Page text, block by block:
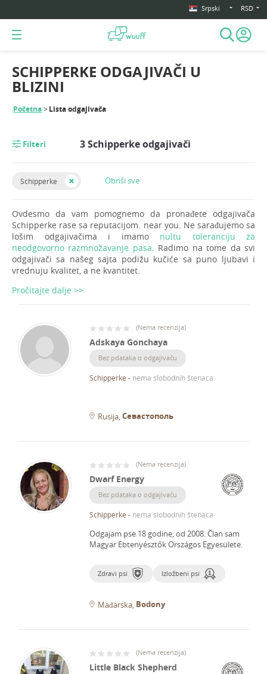
Srpski RSD
Početna Lista odgajivača
SCHIPPERKE ODGAJIVAČI U
BLIZINI
Filteri 3 Schipperke odgajivači
Schipperke Obriši sve
Ovdesmo da vam pomognemo da pronađete odgajivača
Schipperke rase sa reputacijom. near you. Ne sarađujemo sa
lošim odgajivačima i imamo nultu toleranciju za
neodgovorno razmnožavanje pasa . Radimo na tome da svi
odgajivači sa našeg sajta podižu kučiće sa puno ljubavi i
vrednuju kvalitet, a ne kvantitet.
Pročitajte dalje >>
(Nema recenzija)
Adskaya Gonchaya
Bez pdataka o odgajivaču
Schipperke - nema slobodnih štenaca
Rusija Севастополь
(Nema recenzija)
Dwarf Energy
Bez pdataka o odgajivaču
Schipperke - nema slobodnih štenaca
Odgajam pse 18 godine, od 2008.Član sam
Magyar Ebtenyésztők Országos Egyesülete.
Zdravi psi Izložbeni psi
Mađarska Bodony
(Nema recenzija)
Little Black Shepherd